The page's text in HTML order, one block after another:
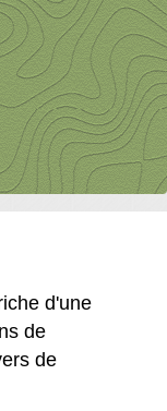
d'une
de
de